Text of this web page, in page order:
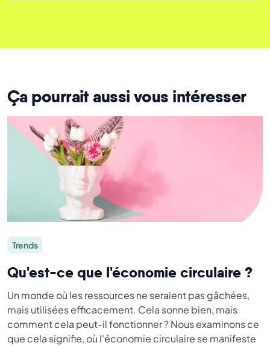
Ça pourrait aussi vous intéresser
Trends
Qu'est-ce que l'économie circulaire ?
Un monde où les ressources ne seraient pas gâchées,
mais utilisées efficacement. Cela sonne bien, mais
comment cela peut-il fonctionner ? Nous examinons ce
que cela signifie, où l'économie circulaire se manifeste